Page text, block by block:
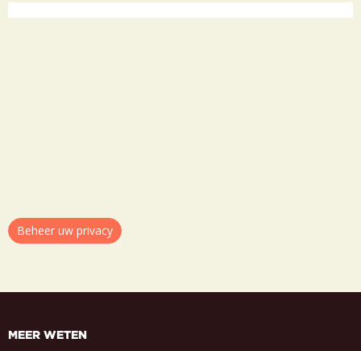
Beheer uw privacy
MEER WETEN